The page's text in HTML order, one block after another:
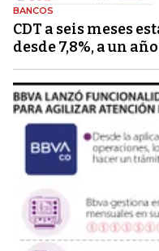
BANCOS
CDT a seis meses
desde 7,8%, a un